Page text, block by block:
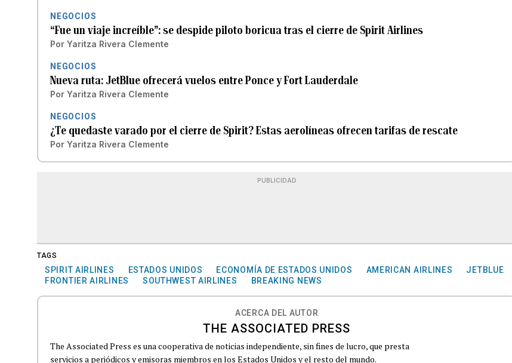
NEGOCIOS
“Fue un viaje increíble”: se despide piloto boricua tras el cierre de Spirit Airlines
Por Yaritza Rivera Clemente
NEGOCIOS
Nueva ruta: JetBlue ofrecerá vuelos entre Ponce y Fort Lauderdale
Por Yaritza Rivera Clemente
NEGOCIOS
¿Te quedaste varado por el cierre de Spirit? Estas aerolíneas ofrecen tarifas de rescate
Por Yaritza Rivera Clemente
PUBLICIDAD
TAGS
SPIRIT AIRLINES ESTADOS UNIDOS ECONOMÍA DE ESTADOS UNIDOS AMERICAN AIRLINES
JETBLUE
FRONTIER AIRLINES
SOUTHWEST AIRLINES BREAKING NEWS
ACERCA DEL AUTOR
THE ASSOCIATED PRESS
The Associated Press es una cooperativa de noticias independiente, sin fines de lucro, que presta
servicios a periódicos y emisoras miembros en los Estados Unidos y el resto del mundo.